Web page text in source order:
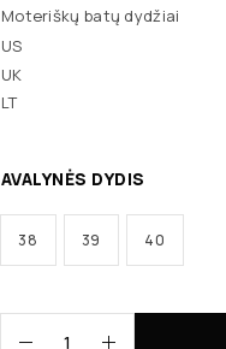
Moteriškų batų dydžiai
US
UK
LT
AVALYNĖS DYDIS
38 39 40